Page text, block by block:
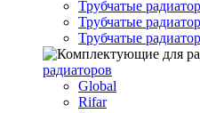
Трубчатые
Трубчатые
Трубчатые
радиаторов
Global
Rifar